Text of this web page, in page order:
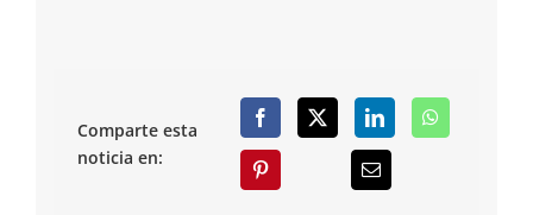
Comparte esta
noticia en: